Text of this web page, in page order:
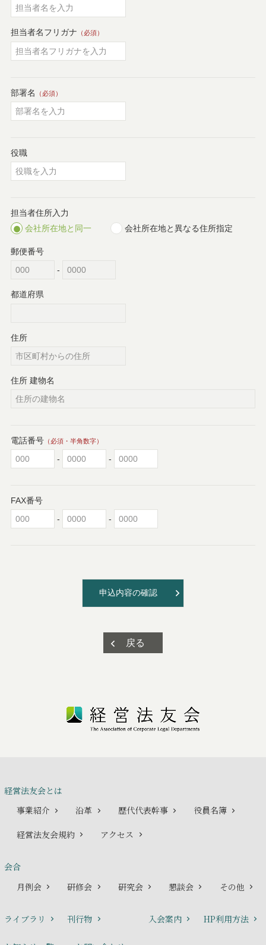
担当者名フリガナ （必須）
部署名 （必須）
役職
担当者住所入力
会社所在地と同一
会社所在地と異なる住所指定
郵便番号
-
都道府県
住所
住所 建物名
電話番号（必須・半角数字）
- -
FAX番号
-
-
戻る
申込内容の確認
経営法友会とは
事業紹介
沿革 歴代代表幹事 役員名簿
経営法友会規約 アクセス
会合
月例会
研修会 研究会 懇談会 その他
ライブラリ 刊行物 入会案内 HP利用方法